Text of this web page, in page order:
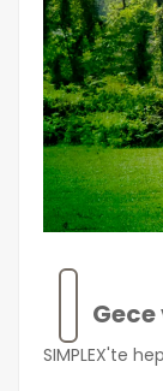
SIMPLEX'te